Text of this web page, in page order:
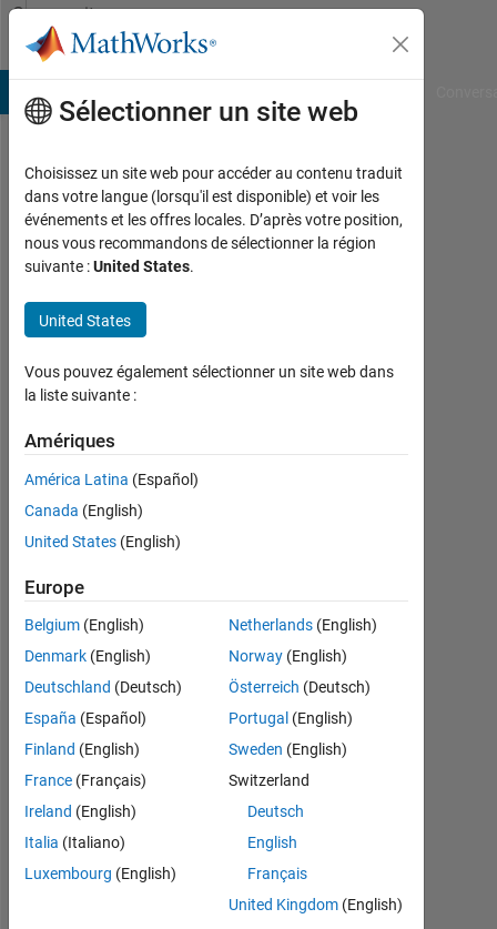
Passer au contenu
Community
Profile
gaurav
Last
seen:
plus
de 2
ans il
|
Actif
2024
Followers:
0
Statistiques
-2
-1 3
4
Sélectionner un site web
Choisissez un site web pour accéder au contenu traduit
dans votre langue (lorsqu'il est disponible) et voir les
événements et les offres locales. D’après votre position,
nous vous recommandons de sélectionner la région
suivante :United States.
United States
Vous pouvez également sélectionner un site web dans
la liste suivante :
Amériques
América Latina (Español)
Canada (English)
United States (English)
Europe
Belgium (English)
Denmark (English)
Deutschland (Deutsch)
España (Español)
Finland (English)
France (Français)
Ireland (English)
Italia (Italiano)
Luxembourg (English)
Netherlands(English)
Norway(English)
Österreich (Deutsch)
Portugal (English)
Sweden (English)
Switzerland
Deutsch
English
Français
United Kingdom(English)